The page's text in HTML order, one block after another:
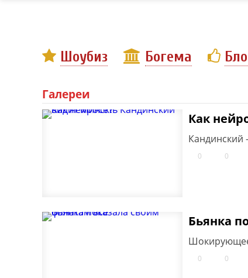
Шоубиз Богема
Галереи
Как
Кандинский
0 0
Бьянка
Шокирующее
0 0